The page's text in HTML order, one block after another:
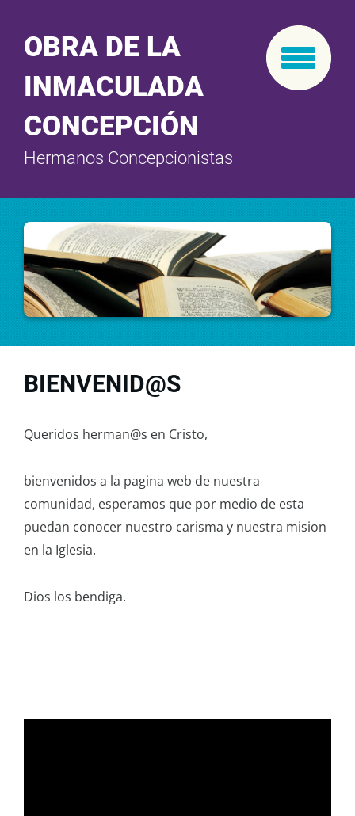
OBRA DE LA
INMACULADA
CONCEPCIÓN
Hermanos Concepcionistas
BIENVENID@S
Queridos herman@s en Cristo,
bienvenidos a la pagina web de nuestra
comunidad, esperamos que por medio de esta
puedan conocer nuestro carisma y nuestra mision
en la Iglesia.
Dios los bendiga.